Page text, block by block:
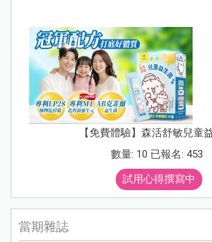
【免費體驗】森活舒敏兒童
數量: 10 已報名: 453
試用心得撰寫中
當期雜誌